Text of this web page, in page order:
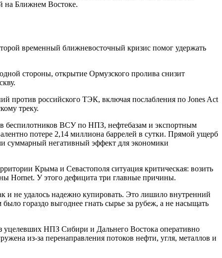
на Ближнем Востоке.
временный ближневосточный кризис помог удержать
стороны, открытие Ормузского пролива снизит
против российского ТЭК, включая послабления по Jones Act
треку.
беспилотников ВСУ по НПЗ, нефтебазам и экспортным
потере 2,14 миллиона баррелей в сутки. Прямой ущерб
суммарный негативный эффект для экономики
Крыма и Севастополя ситуация критическая: возить
Hornet. У этого дефицита три главные причины.
не удалось надежно купировать. Это лишило внутренний
гораздо выгоднее гнать сырье за рубеж, а не насыщать
уцелевших НПЗ Сибири и Дальнего Востока оперативно
из-за перенаправления потоков нефти, угля, металлов и